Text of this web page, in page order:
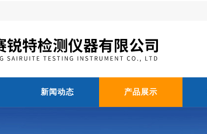
新闻动态 产品展示